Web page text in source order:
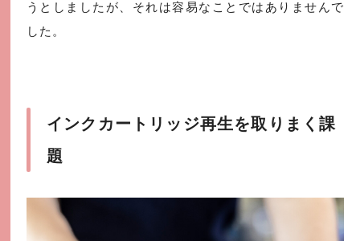
うとしましたが、それは容易なことではありませんで
した。
インクカートリッジ再生を取りまく課
題